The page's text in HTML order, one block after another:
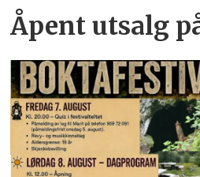
Åpent utsalg